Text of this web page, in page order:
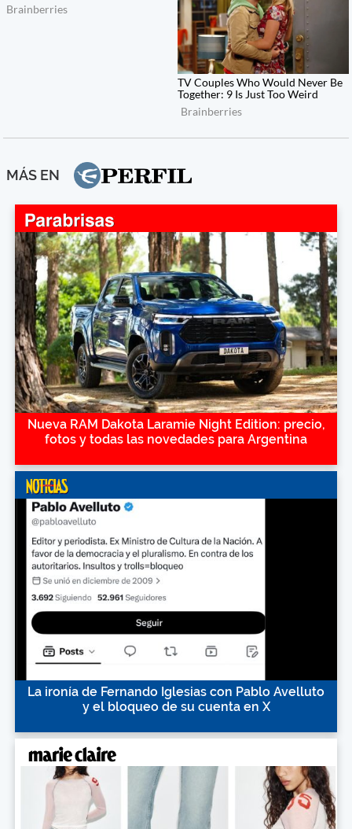
MÁS EN
Nueva RAM Dakota Laramie Night Edition: precio,
fotos y todas las novedades para Argentina
La ironía de Fernando Iglesias con Pablo Avelluto
y el bloqueo de su cuenta en X